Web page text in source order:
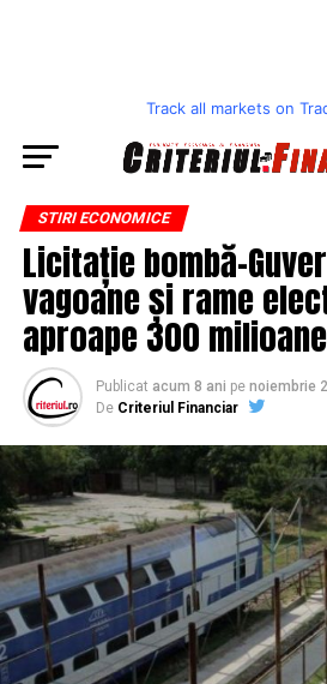
Track all markets on
STIRI ECONOMICE
Licitație bombă-
vagoane și rame
aproape 300
Publicat acum 8 ani pe noiembrie
De Criteriul Financiar